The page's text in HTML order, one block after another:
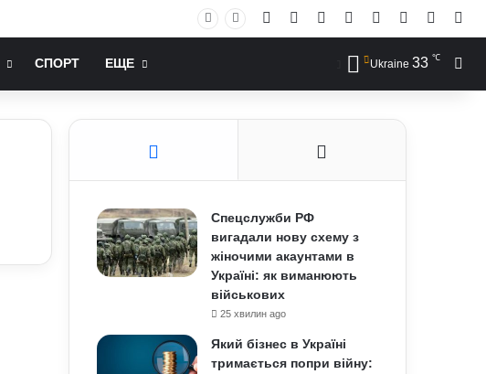
Facebook YouTubeInstagram
RSS Log In
СПОРТ ЕЩЕ Ukraine 33 ℃
Спецслужби РФ
вигадали нову схему з
жіночими акаунтами в
Україні: як виманюють
військових
25 хвилин ago
Який бізнес в Україні
тримається попри війну: